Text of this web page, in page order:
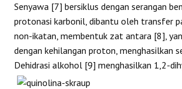
Senyawa [7] bersiklus dengan serangan
protonasi karbonil, dibantu oleh transfer
non-ikatan, membentuk zat antara [8],
dengan kehilangan proton, menghasilkan
Dehidrasi alkohol [9] menghasilkan 1,2-